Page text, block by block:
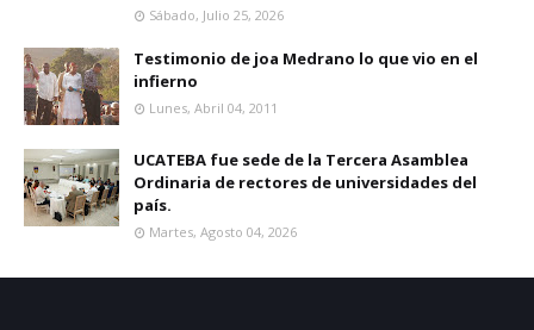
Sábado, Julio 25, 2026
Testimonio de joa Medrano lo que vio en el
infierno
Lunes, Abril 04, 2011
UCATEBA fue sede de la Tercera Asamblea
Ordinaria de rectores de universidades del
país.
Martes, Agosto 04, 2026